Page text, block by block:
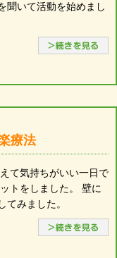
聞いて活動を始めまし
療法
て気持ちがいい一日で
トをしました。 壁に
てみました。